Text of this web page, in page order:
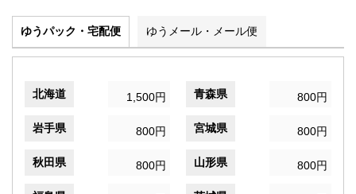
ゆうパック・宅配便 ゆうメール・メール便
北海道 1,500円 青森県 800円
岩手県 800円 宮城県 800円
秋田県 800円 山形県 800円